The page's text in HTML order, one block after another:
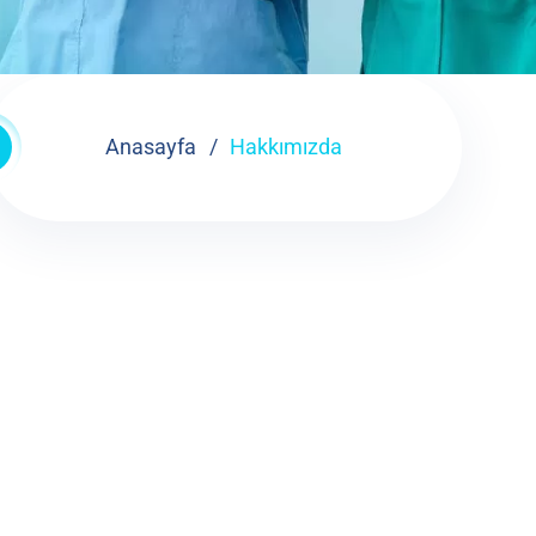
Anasayfa Hakkımızda